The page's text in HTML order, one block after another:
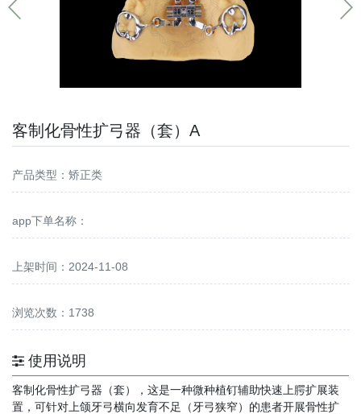
客制化骨性扩弓器（套）A
产品类型：矫正类
app下单名称：
上架时间：2024-11-08
浏览次数：1738
使用说明
客制化骨性扩弓器（套），这是一种微种植钉辅助快速上腭扩展装
置，可针对上颌牙弓横向发育不足（牙弓狭窄）的患者开展骨性扩